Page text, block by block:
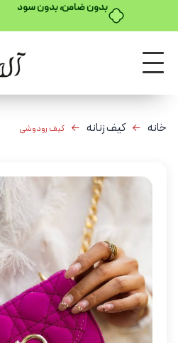
بدون ضامن، بدون سود
خانه کیف زنانه کیف رودوشی